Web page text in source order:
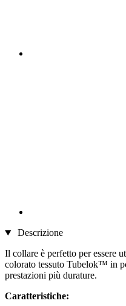
Descrizione
Il collare è perfetto per essere
colorato tessuto Tubelok™ in
prestazioni più durature.
Caratteristiche: